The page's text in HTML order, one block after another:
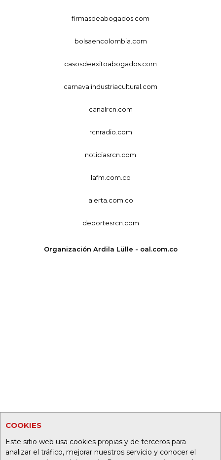
COOKIES
Este sitio web usa cookies propias y de terceros para
analizar el tráfico, mejorar nuestros servicio y conocer el
firmasdeabogados.com
bolsaencolombia.com
casosdeexitoabogados.com
carnavalindustriacultural.com
canalrcn.com
rcnradio.com
noticiasrcn.com
lafm.com.co
alerta.com.co
deportesrcn.com
Organización Ardila Lülle - oal.com.co